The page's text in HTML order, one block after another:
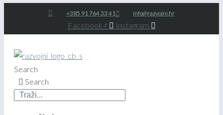
+385 91 764 33 41 info@razvojni.hr
Facebook-f Instagram
Search
Search